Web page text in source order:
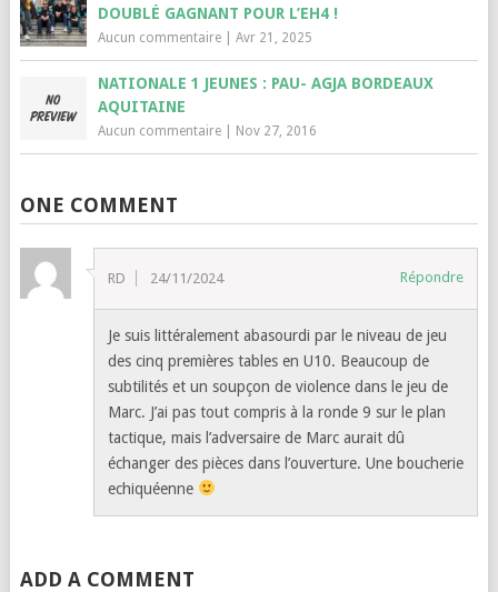
DOUBLÉ GAGNANT POUR L’EH4 !
Aucun commentaire| Avr 21, 2025
NATIONALE 1 JEUNES : PAU- AGJA BORDEAUX
AQUITAINE
Aucun commentaire| Nov 27, 2016
ONE COMMENT
RD 24/11/2024 Répondre
Je suis littéralement abasourdi par le niveau de jeu
des cinq premières tables en U10. Beaucoup de
subtilités et un soupçon de violence dans le jeu de
Marc. J’ai pas tout compris à la ronde 9 sur le plan
tactique, mais l’adversaire de Marc aurait dû
échanger des pièces dans l’ouverture. Une boucherie
echiquéenne
ADD A COMMENT